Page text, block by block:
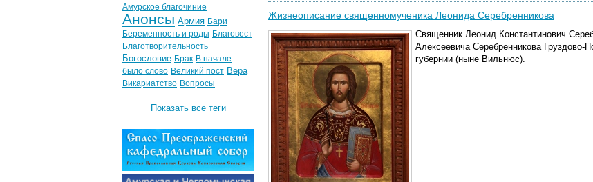
Жизнеописание священномученика Леонида Серебренникова
Священник Леонид Константинович
Алексеевича Серебренникова Груздово-
губернии (ныне Вильнюс).
Амурское благочиние
Анонсы Армия Бари
Беременность и роды Благовест
Благотворительность
Богословие Брак В начале
было слово Великий пост Вера
Викариатство Вопросы
Показать все теги